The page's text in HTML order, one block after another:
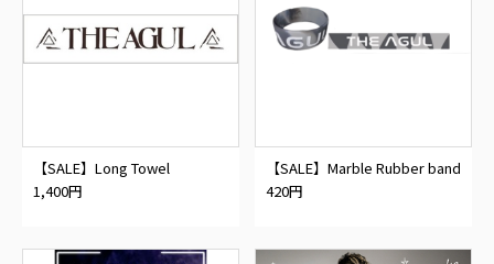
【SALE】Long Towel
1,400円
【SALE】Marble Rubber band
420円